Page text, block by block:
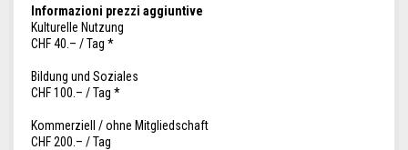
Informazioni prezzi aggiuntive
Kulturelle Nutzung
CHF 40.– / Tag *
Bildung und Soziales
CHF 100.– / Tag *
Kommerziell / ohne Mitgliedschaft
CHF 200.– / Tag